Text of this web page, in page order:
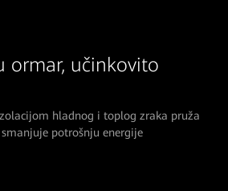
ormar, učinkovito
hladnog i toplog zraka pruža
potrošnju energije